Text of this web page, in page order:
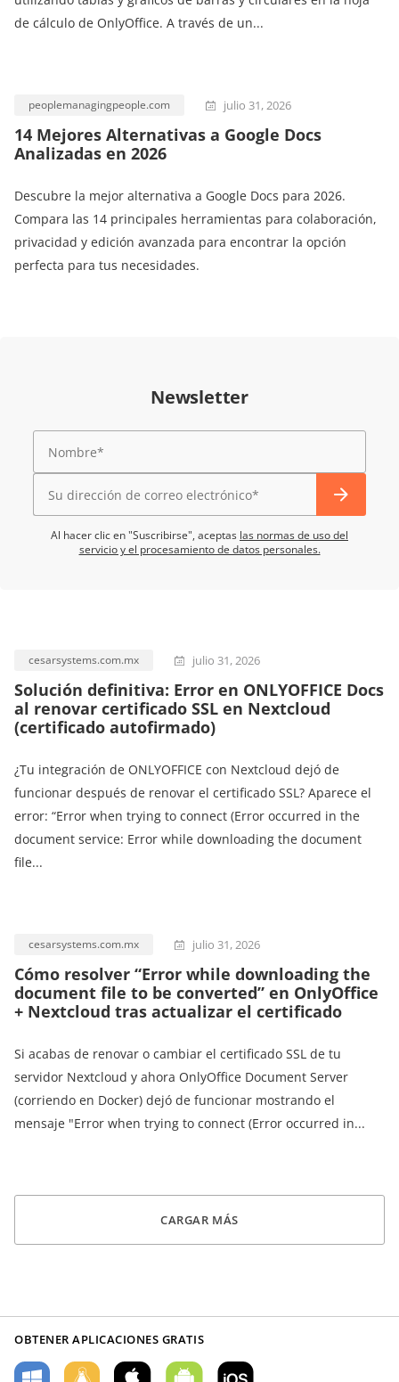
de cálculo de OnlyOffice. A través de un...
peoplemanagingpeople.com julio 31, 2026
14 Mejores Alternativas a Google Docs
Analizadas en 2026
Descubre la mejor alternativa a Google Docs para 2026.
Compara las 14 principales herramientas para colaboración,
privacidad y edición avanzada para encontrar la opción
perfecta para tus necesidades.
Newsletter
Al hacer clic en "Suscribirse", aceptas las normas de uso del
servicio y el procesamiento de datos personales.
cesarsystems.com.mx julio 31, 2026
Solución definitiva: Error en ONLYOFFICE Docs
al renovar certificado SSL en Nextcloud
(certificado autofirmado)
¿Tu integración de ONLYOFFICE con Nextcloud dejó de
funcionar después de renovar el certificado SSL? Aparece el
error: “Error when trying to connect (Error occurred in the
document service: Error while downloading the document
file...
cesarsystems.com.mx julio 31, 2026
Cómo resolver “Error while downloading the
document file to be converted” en OnlyOffice
+ Nextcloud tras actualizar el certificado
Si acabas de renovar o cambiar el certificado SSL de tu
servidor Nextcloud y ahora OnlyOffice Document Server
(corriendo en Docker) dejó de funcionar mostrando el
mensaje "Error when trying to connect (Error occurred in...
CARGAR MÁS
OBTENER APLICACIONES GRATIS